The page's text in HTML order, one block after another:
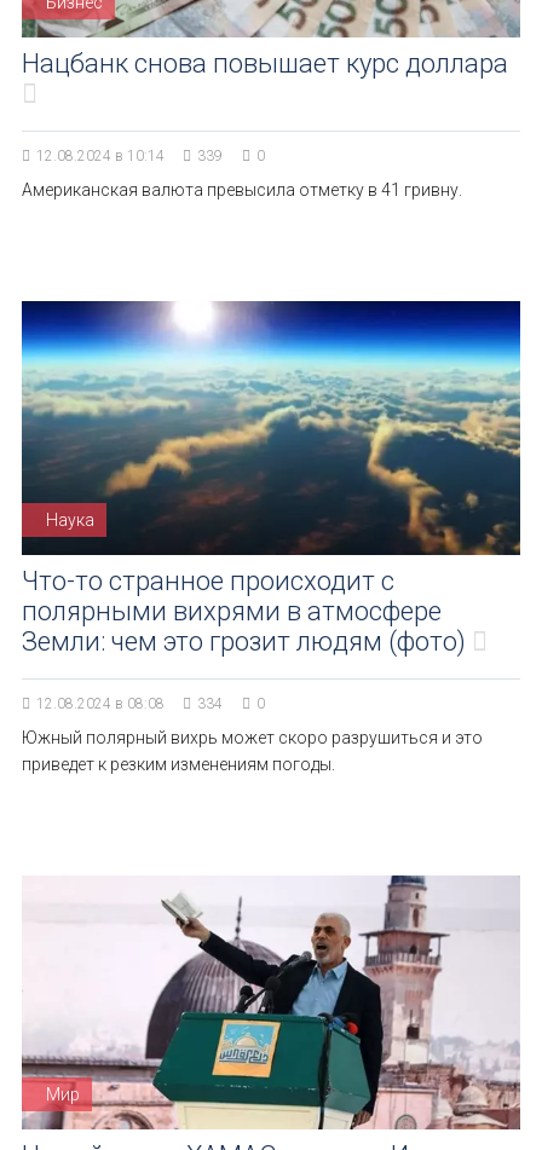
Нацбанк снова повышает курс доллара
12.08.2024 в 10:14 339 0
Американская валюта превысила отметку в 41 гривну.
Наука
Что-то странное происходит с
полярными вихрями в атмосфере
Земли: чем это грозит людям (фото)
12.08.2024 в 08:08 334 0
Южный полярный вихрь может скоро разрушиться и это
приведет к резким изменениям погоды.
Мир